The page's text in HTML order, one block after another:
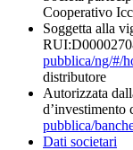
Cooperativo
Soggetta alla
pubblica/ng/#/
distributore
Autorizzata
d’investimento
pubblica/
Dati societari